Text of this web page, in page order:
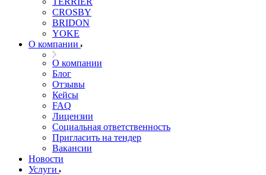
CROSBY
BRIDON
YOKE
О компании
О компании
Блог
Отзывы
Кейсы
FAQ
Лицензии
Социальная ответственность
Пригласить на тендер
Вакансии
Новости
Услуги